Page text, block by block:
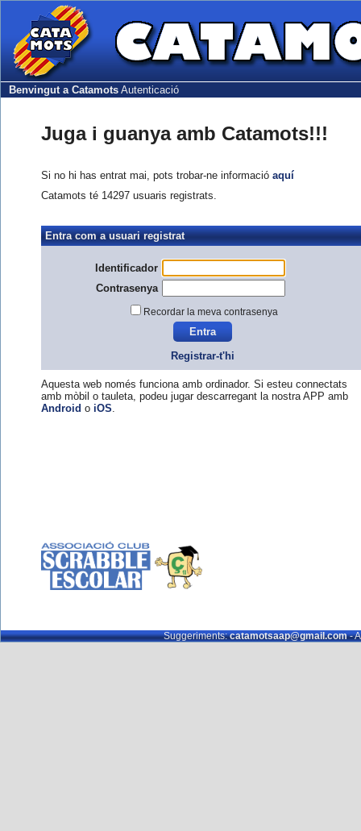
Benvingut a Catamots Autenticació
Juga i guanya amb Catamots!!!
Si no hi has entrat mai, pots trobar-ne informació aquí
Catamots té 14297 usuaris registrats.
Entra com a usuari registrat
Identificador
Contrasenya
Recordar la meva contrasenya
Registrar-t'hi
Aquesta web només funciona amb ordinador. Si esteu connectats
amb mòbil o tauleta, podeu jugar descarregant la nostra APP amb
Android o iOS.
Suggeriments:catamotsaap@gmail.com-